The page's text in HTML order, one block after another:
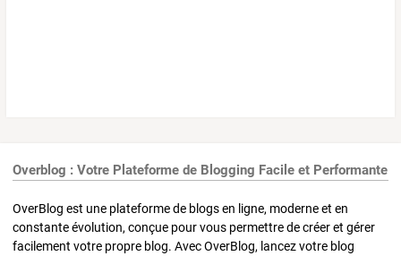
Overblog : Votre Plateforme de Blogging Facile et Performante
OverBlog est une plateforme de blogs en ligne, moderne et en
constante évolution, conçue pour vous permettre de créer et gérer
facilement votre propre blog. Avec OverBlog, lancez votre blog